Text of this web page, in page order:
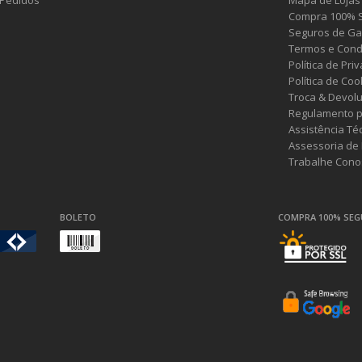
Compra 100%
Seguros de
Termos e
Política de
Política de
Troca &
Regulamento
Assistência
Assessoria de
Trabalhe
BOLETO COMPRA 100%